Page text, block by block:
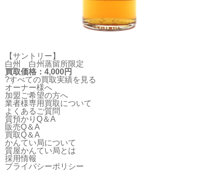
【サントリー】
白州 白州蒸留所限定
買取価格：4,000円
?すべての買取実績を見る
オーナー様へ
加盟ご希望の方へ
業者様専用買取について
よくあるご質問
質預かりQ＆A
販売Q＆A
買取Q＆A
かんてい局について
質屋かんてい局とは
採用情報
プライバシーポリシー